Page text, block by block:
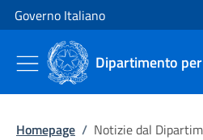
Vai al contenuto
Vai alla navigazione del sito
Governo Italiano
Dipartimento
Homepage / Notizie dal